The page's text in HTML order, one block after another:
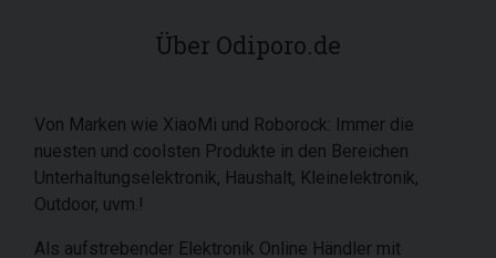
Über Odiporo.de
Von Marken wie XiaoMi und Roborock: Immer die
nuesten und coolsten Produkte in den Bereichen
Unterhaltungselektronik, Haushalt, Kleinelektronik,
Outdoor, uvm.!
Als aufstrebender Elektronik Online Händler mit